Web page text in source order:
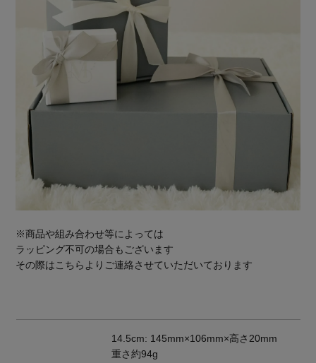
※商品や組み合わせ等によっては
ラッピング不可の場合もございます
その際はこちらよりご連絡させていただいております
14.5cm: 145mm×106mm×高さ20mm
重さ約94g